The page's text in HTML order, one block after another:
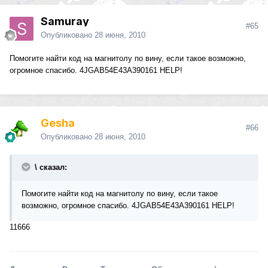
Samuray
Опубликовано 28 июня, 2010
#65
Помогите найти код на магнитолу по вину, если такое возможно,
огромное спасибо. 4JGAB54E43A390161 HELP!
Gesha
Опубликовано 28 июня, 2010
#66
\ сказал:
Помогите найти код на магнитолу по вину, если такое
возможно, огромное спасибо. 4JGAB54E43A390161 HELP!
11666